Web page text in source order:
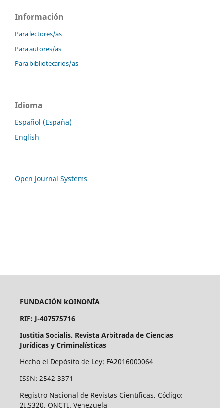
Información
Para lectores/as
Para autores/as
Para bibliotecarios/as
Idioma
Español (España)
English
Open Journal Systems
FUNDACIÓN kOINONÍA
RIF: J-407575716
Iustitia Socialis. Revista Arbitrada de Ciencias
Jurídicas y Criminalísticas
Hecho el Depósito de Ley: FA2016000064
ISSN: 2542-3371
Registro Nacional de Revistas Científicas. Código:
2I.S320. ONCTI. Venezuela